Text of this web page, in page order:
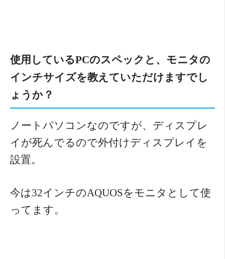
使用しているPCのスペックと、モニタの
インチサイズを教えていただけますでし
ょうか？
ノートパソコンなのですが、ディスプレ
イが死んでるので外付けディスプレイを
設置。
今は32インチのAQUOSをモニタとして使
ってます。